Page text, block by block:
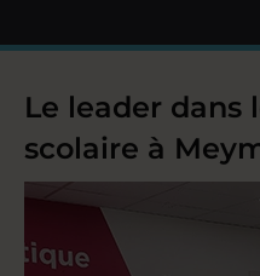
Le leader dans
scolaire à